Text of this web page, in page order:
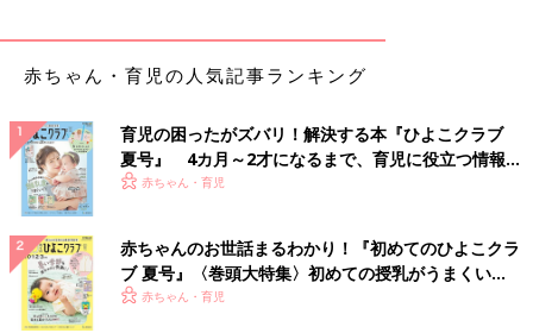
査報告
※2／
https://www3.nhk.or.jp/news/special/kosodate/article/feature/a
赤ちゃんの一番身近にいるママ・パパが安心感を持
って育児に向かうことが大切
赤ちゃん・育児の人気記事ランキング
育児の困ったがズバリ！解決する本『ひよこクラブ
夏号』 4カ月～2才になるまで、育児に役立つ情報が
いっぱい！
赤ちゃん・育児
赤ちゃんのお世話まるわかり！『初めてのひよこクラ
ブ 夏号』〈巻頭大特集〉初めての授乳がうまくい
く！ おっぱい・ミルクの基本と夏のトラブル 解決テ
赤ちゃん・育児